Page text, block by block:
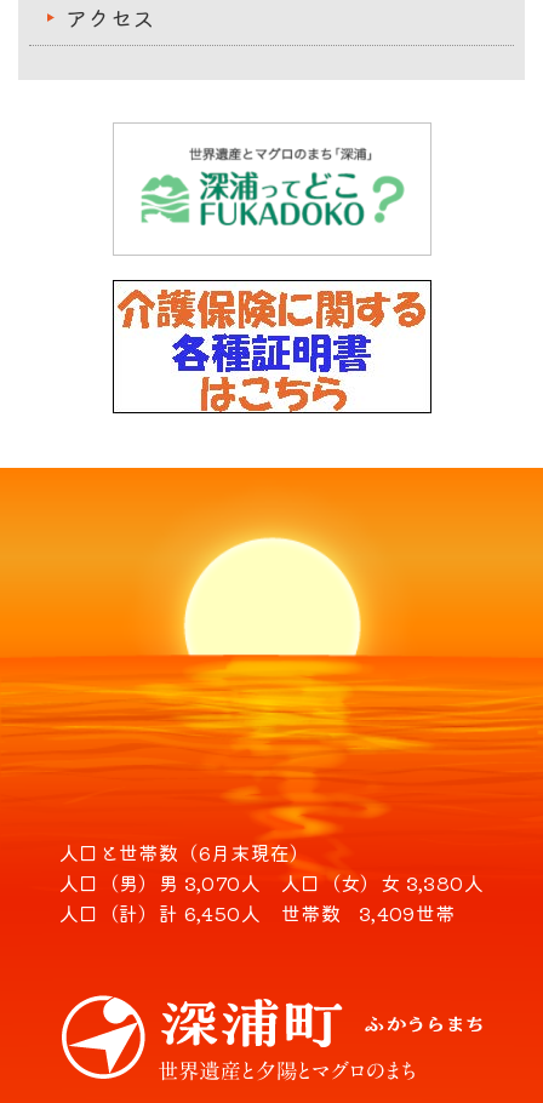
アクセス
人口と世帯数（6月末現在）
人口（男） 男 3,070人 人口（女） 女 3,380人
人口（計） 計 6,450人 世帯数 3,409世帯